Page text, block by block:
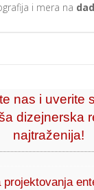
i mera na
nas i uverite
dizejnerska
najtraženija!
projektovanja